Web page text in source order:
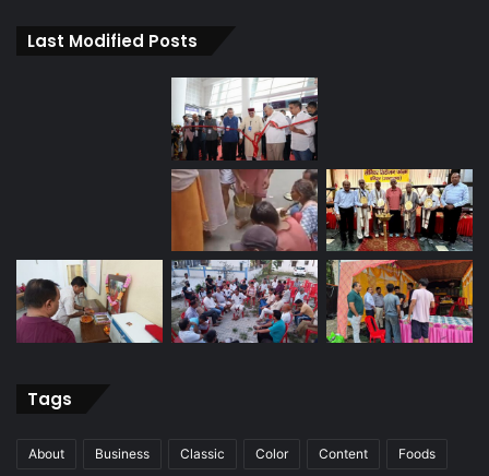
Last Modified Posts
Tags
About Business Classic Color Content Foods